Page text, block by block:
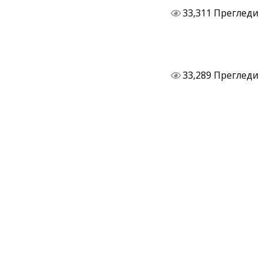
33,311 Прегледи
33,289 Прегледи